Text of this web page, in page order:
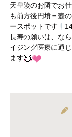
天皇陵のお隣でお
も前方後円墳＝壺
ースポットです
長寿の願いは、な
イジング医療に通
ます